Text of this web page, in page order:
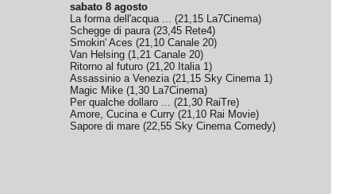
sabato 8 agosto
La forma dell'acqua ... (21,15 La7Cinema)
Schegge di paura(23,45 Rete4)
Smokin' Aces (21,10 Canale 20)
Van Helsing (1,21 Canale 20)
Ritorno al futuro (21,20 Italia 1)
Assassinio a Venezia(21,15 Sky Cinema 1)
Magic Mike (1,30 La7Cinema)
Per qualche dollaro ... (21,30 RaiTre)
Amore, Cucina e Curry (21,10 Rai Movie)
Sapore di mare (22,55 Sky Cinema Comedy)